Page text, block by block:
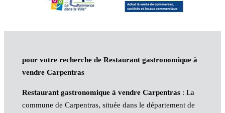
pour votre recherche de Restaurant gastronomique à
vendre Carpentras
Restaurant gastronomique à vendre Carpentras: La
commune de Carpentras, située dans le département de